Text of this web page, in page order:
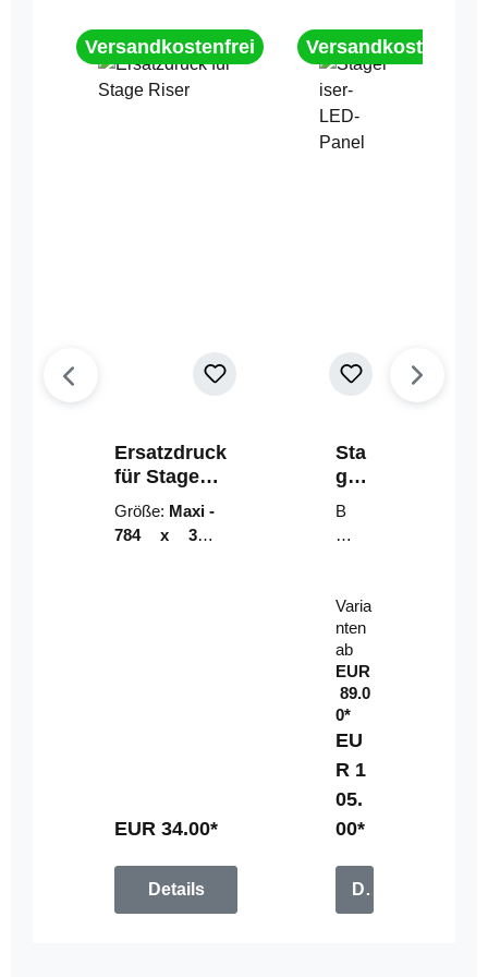
Versandkostenfrei
Ersatzdruck
für Stage
Riser
Größe: Maxi -
784 x 314
EUR 34.00*
Details
Versandkostenfrei
Sta
geri
ser-
LE
D-
el
B
un
mi
t
Fe
rn
be
di
en
u
n
g
Varia
nten
ab
EUR
89.0
0*
EU
R 1
05.
00*
Details